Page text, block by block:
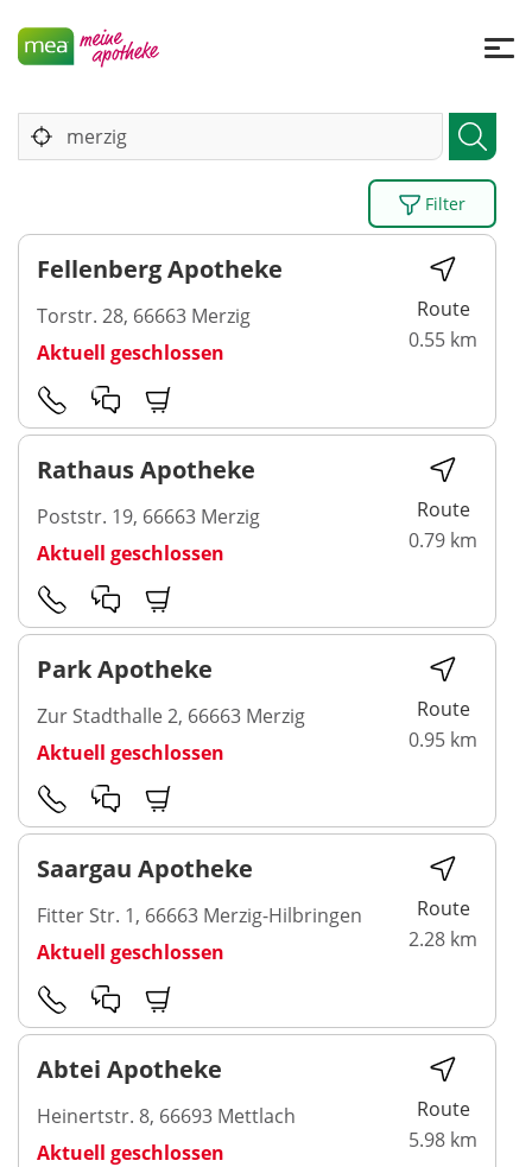
Filter
Fellenberg Apotheke
Torstr. 28, 66663 Merzig
Aktuell geschlossen
Route
0.55 km
Rathaus Apotheke
Poststr. 19, 66663 Merzig
Aktuell geschlossen
Route
0.79 km
Park Apotheke
Zur Stadthalle 2, 66663 Merzig
Aktuell geschlossen
Route
0.95 km
Saargau Apotheke
Fitter Str. 1, 66663 Merzig-Hilbringen
Aktuell geschlossen
Route
2.28 km
Abtei Apotheke
Heinertstr. 8, 66693 Mettlach
Aktuell geschlossen
Route
5.98 km